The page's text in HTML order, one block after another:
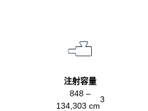
注射容量
848 –
134,303 cm
3